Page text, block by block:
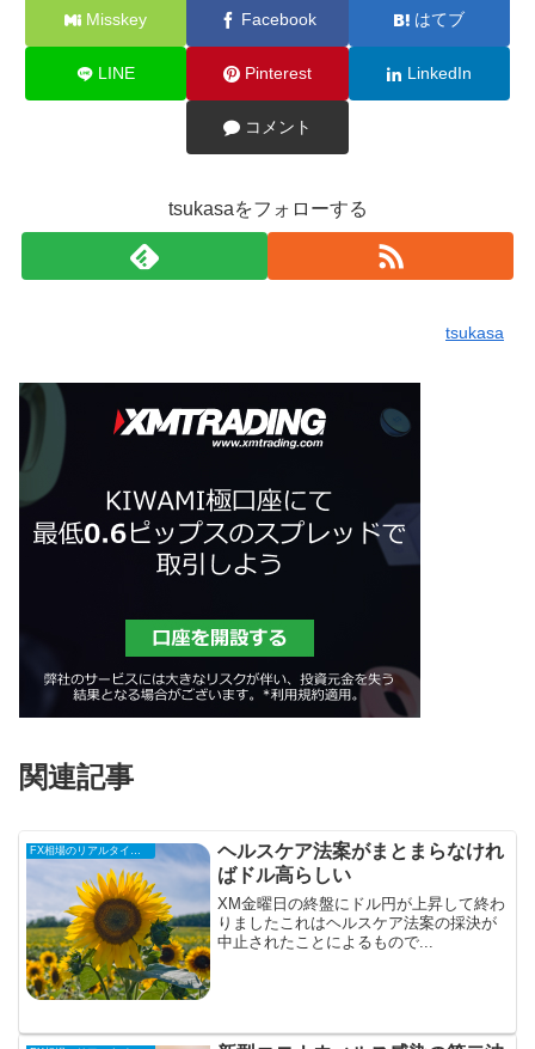
Misskey Facebook はてブ
LINE Pinterest LinkedIn
コメント
tsukasaをフォローする
tsukasa
関連記事
ヘルスケア法案がまとまらなけれ
ばドル高らしい
XM金曜日の終盤にドル円が上昇して終わ
りましたこれはヘルスケア法案の採決が
中止されたことによるもので...